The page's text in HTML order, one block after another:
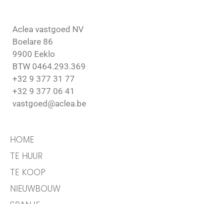
Aclea vastgoed NV
Boelare 86
9900 Eeklo
BTW 0464.293.369
+32 9 377 31 77
+32 9 377 06 41
vastgoed@aclea.be
HOME
TE HUUR
TE KOOP
NIEUWBOUW